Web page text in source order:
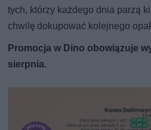
tych, którzy każdego dnia parzą
chwilę dokupować kolejnego
Promocja w Dino obowiązuje
sierpnia.